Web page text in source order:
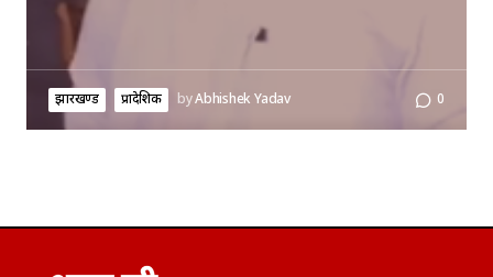
झारखण्ड प्रादेशिक byAbhishek Yadav 0